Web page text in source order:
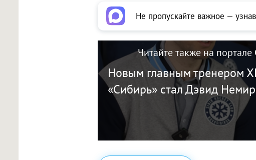
Не пропускайте важное —
Читайте также на портале
Новым главным тренером
«Сибирь» стал Дэвид